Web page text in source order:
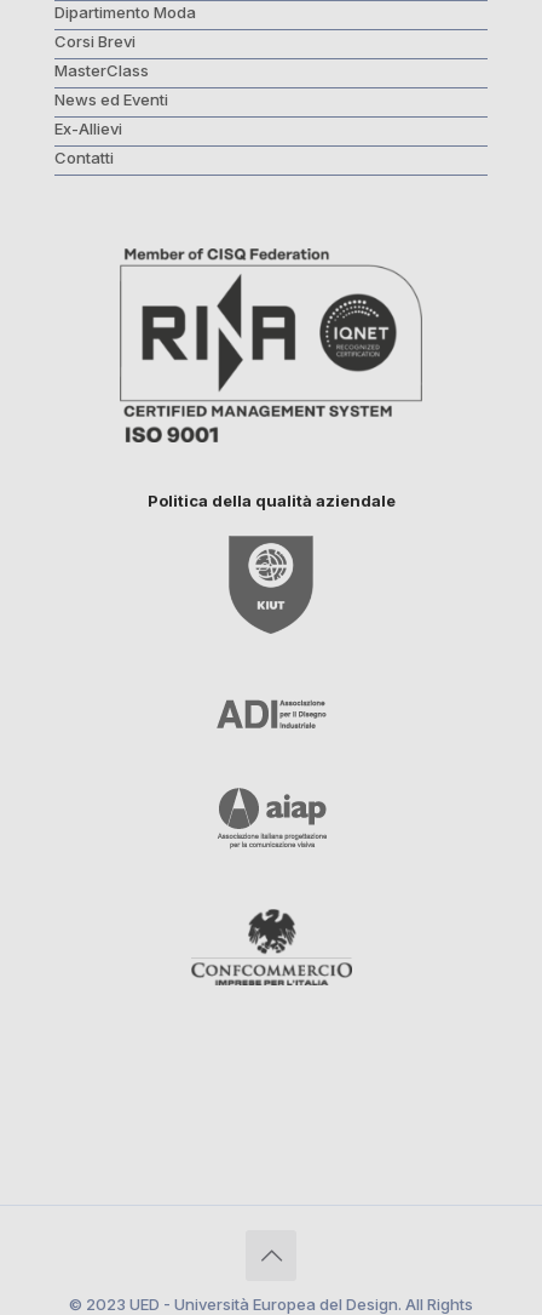
Dipartimento Moda
Corsi Brevi
MasterClass
News ed Eventi
Ex-Allievi
Contatti
Politica della qualità aziendale
© 2023 UED - Università Europea del Design. All Rights